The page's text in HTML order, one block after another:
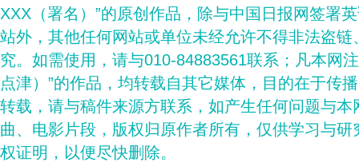
XXX（署名）”的原创作品，除与中国日报网签署
站外，其他任何网站或单位未经允许不得非法盗
究。如需使用，请与010-84883561联系；凡本网
点津）”的作品，均转载自其它媒体，目的在于传
转载，请与稿件来源方联系，如产生任何问题与
曲、电影片段，版权归原作者所有，仅供学习与
权证明，以便尽快删除。